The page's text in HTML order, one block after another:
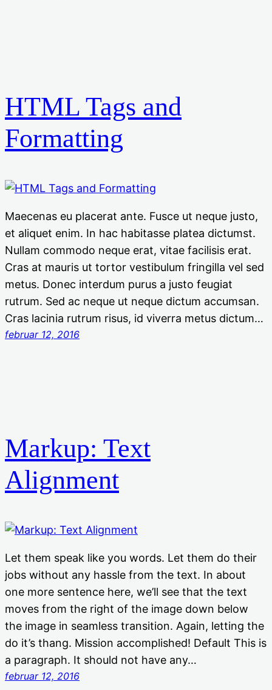
HTML Tags and
Formatting
Maecenas eu placerat ante. Fusce ut neque justo,
et aliquet enim. In hac habitasse platea dictumst.
Nullam commodo neque erat, vitae facilisis erat.
Cras at mauris ut tortor vestibulum fringilla vel sed
metus. Donec interdum purus a justo feugiat
rutrum. Sed ac neque ut neque dictum accumsan.
Cras lacinia rutrum risus, id viverra metus dictum…
februar 12, 2016
Markup: Text
Alignment
Let them speak like you words. Let them do their
jobs without any hassle from the text. In about
one more sentence here, we’ll see that the text
moves from the right of the image down below
the image in seamless transition. Again, letting the
do it’s thang. Mission accomplished! Default This is
a paragraph. It should not have any…
februar 12, 2016